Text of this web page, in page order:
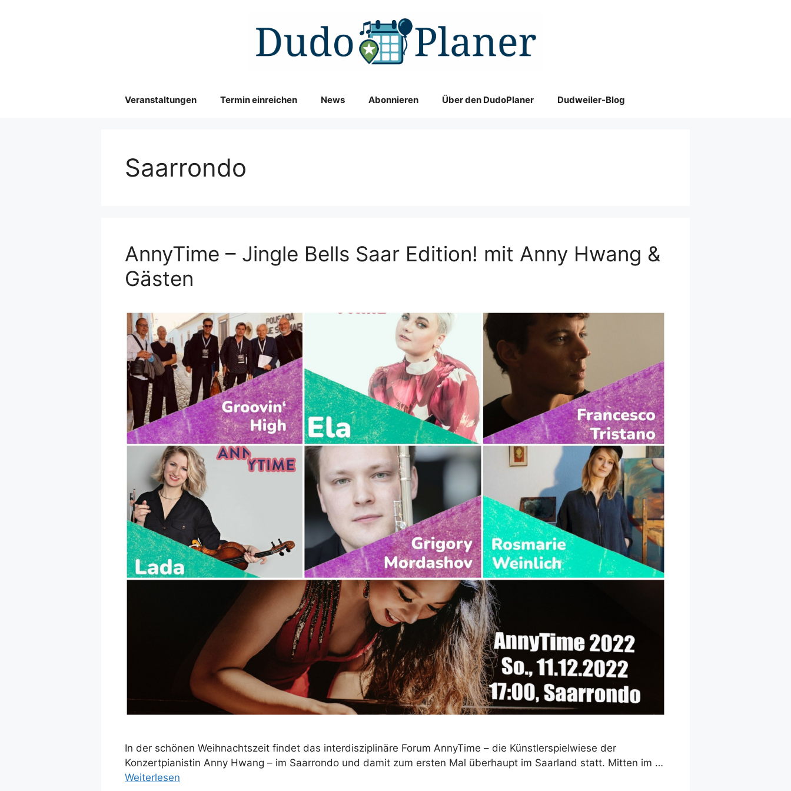
Veranstaltungen Termin einreichen News Abonnieren Über den DudoPlaner Dudweiler-Blog
Saarrondo
AnnyTime – Jingle Bells Saar Edition! mit Anny Hwang &
Gästen
In der schönen Weihnachtszeit findet das interdisziplinäre Forum AnnyTime – die Künstlerspielwiese der
Konzertpianistin Anny Hwang – im Saarrondo und damit zum ersten Mal überhaupt im Saarland statt. Mitten im …
Weiterlesen